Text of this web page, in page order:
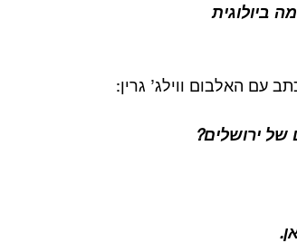
ביולוגית
עם האלבום ווילג’ גרין:
של ירושלים?